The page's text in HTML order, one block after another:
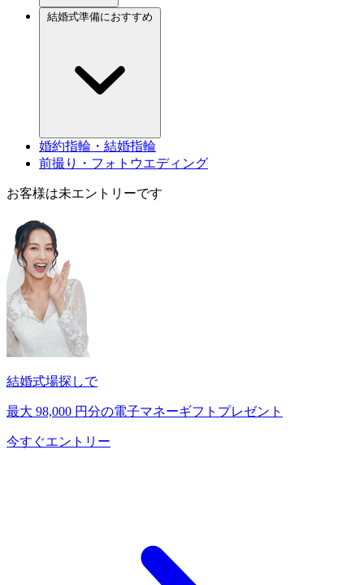
婚約指輪・結婚指輪
前撮り・フォトウエディング
お客様は未エントリーです
結婚式場探しで
最大 98,000 円分の電子マネーギフトプレゼント
今すぐエントリー